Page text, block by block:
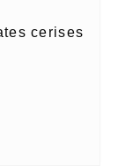
cerises